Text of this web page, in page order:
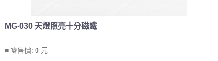
MG-030 天燈照亮十分磁鐵
■ 零售價: 0 元